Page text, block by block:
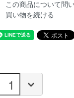
この商品について問
買い物を続ける